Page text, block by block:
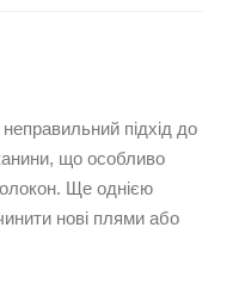
підхід до
що особливо
Ще однією
нові плями або